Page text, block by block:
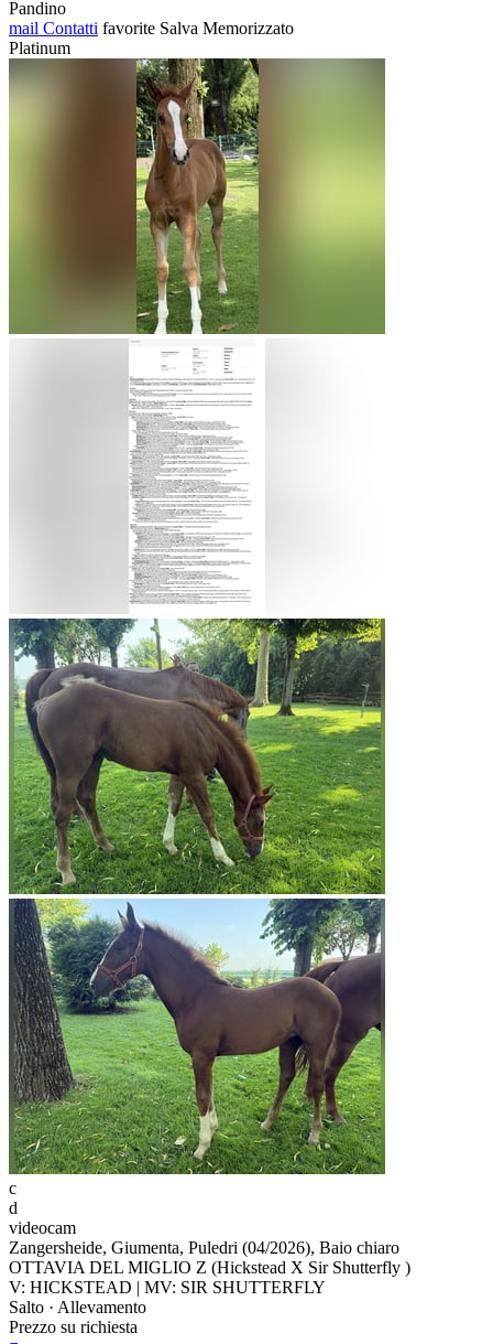
Pandino
mail Contatti favorite Salva Memorizzato
Platinum
c
d
videocam
Zangersheide, Giumenta, Puledri (04/2026), Baio chiaro
OTTAVIA DEL MIGLIO Z (Hickstead X Sir Shutterfly )
V: HICKSTEAD | MV: SIR SHUTTERFLY
Salto · Allevamento
Prezzo su richiesta